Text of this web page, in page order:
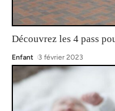
Découvrez les 4 pass
Enfant 3 février 2023